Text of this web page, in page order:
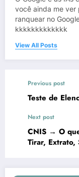
você ainda me ver
ranquear no
kkkkkkkkkkkkk
View All Posts
Previous post
Teste de
Next post
CNIS → O
Tirar, Extrato,